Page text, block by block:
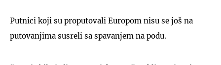
Putnici koji su proputovali Europom nisu se još na
putovanjima susreli sa spavanjem na podu.